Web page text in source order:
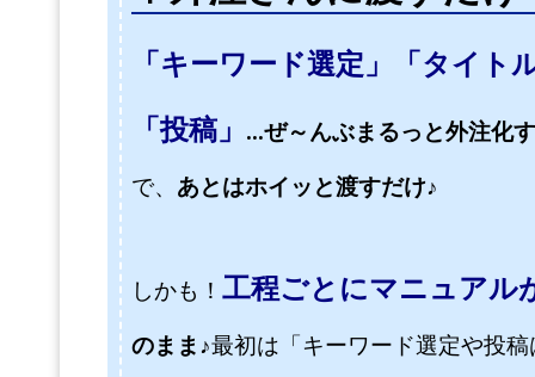
「キーワード選定」「タイト
「投稿」 …ぜ～んぶまるっと外注化
で、 あとはホイッと渡すだけ♪
しかも！ 工程ごとにマニュアル
のまま♪最初は「キーワード選定や投